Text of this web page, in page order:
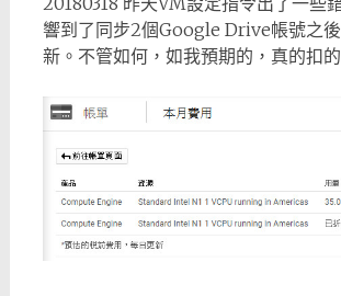
響到了同步2個Google Drive帳號之
新。不管如何，如我預期的，真的扣